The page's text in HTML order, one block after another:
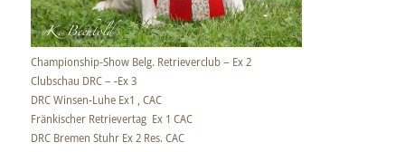
Championship-Show Belg. Retrieverclub – Ex 2
Clubschau DRC – -Ex 3
DRC Winsen-Luhe Ex1 , CAC
Fränkischer Retrievertag Ex 1 CAC
DRC Bremen Stuhr Ex 2 Res. CAC